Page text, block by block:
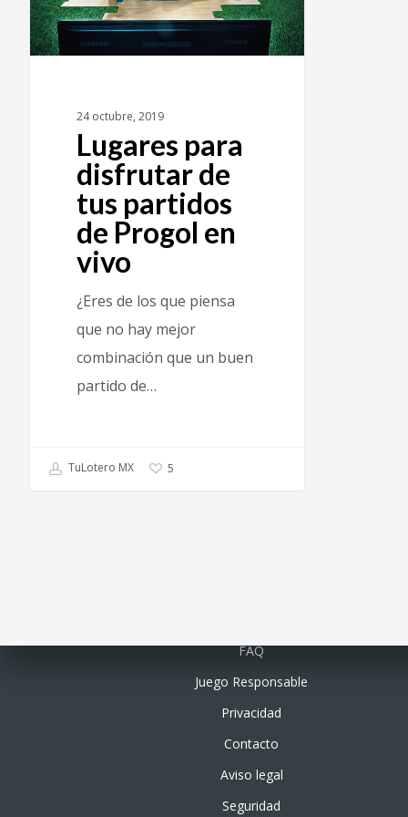
24 octubre, 2019
Lugares para
disfrutar de
tus partidos
de Progol en
vivo
¿Eres de los que piensa
que no hay mejor
combinación que un buen
partido de…
TuLotero MX 5
FAQ
Juego Responsable
Privacidad
Contacto
Aviso legal
Seguridad